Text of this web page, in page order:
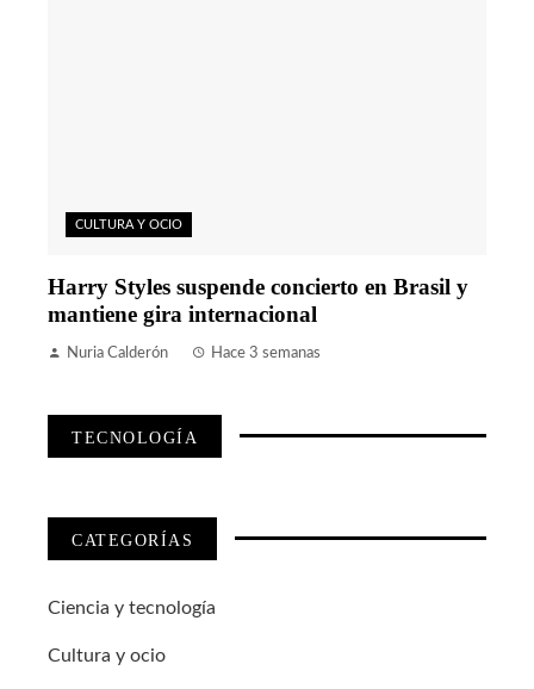
CULTURA Y OCIO
Harry Styles suspende concierto en Brasil y
mantiene gira internacional
Nuria Calderón Hace 3 semanas
TECNOLOGÍA
CATEGORÍAS
Ciencia y tecnología
Cultura y ocio